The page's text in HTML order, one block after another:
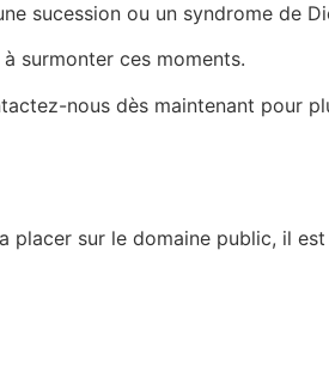
sucession ou un syndrome de
surmonter ces moments.
nous dès maintenant pour
sur le domaine public, il